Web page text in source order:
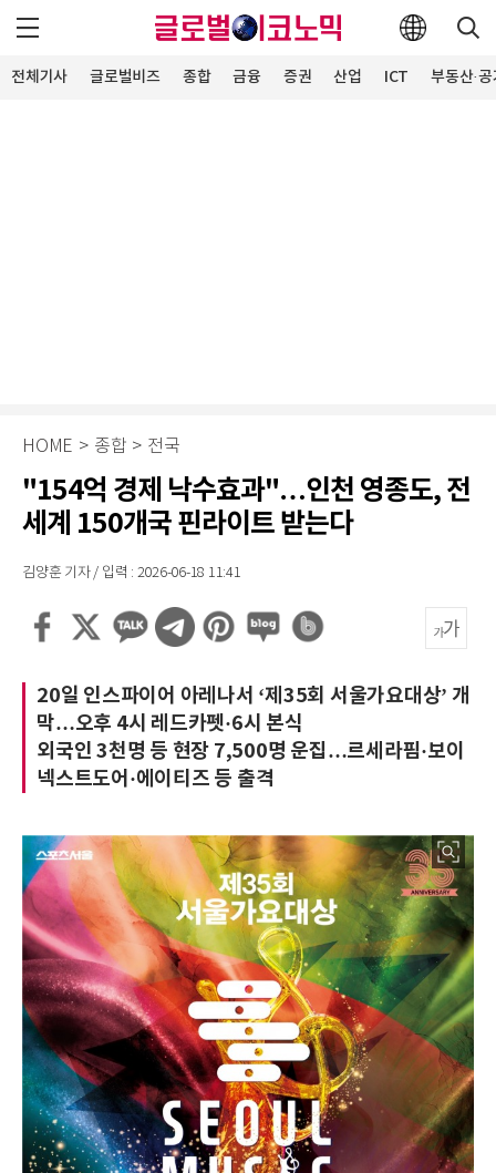
전체기사 글로벌비즈 종합 금융 증권 산업 ICT 부동산·
HOME > 종합 > 전국
"154억 경제 낙수효과"…인천 영종도, 전
세계 150개국 핀라이트 받는다
김양훈 기자 / 입력 : 2026-06-18 11:41
20일 인스파이어 아레나서 ‘제35회 서울가요대상’ 개
막…오후 4시 레드카펫·6시 본식
외국인 3천명 등 현장 7,500명 운집…르세라핌·보이
넥스트도어·에이티즈 등 출격